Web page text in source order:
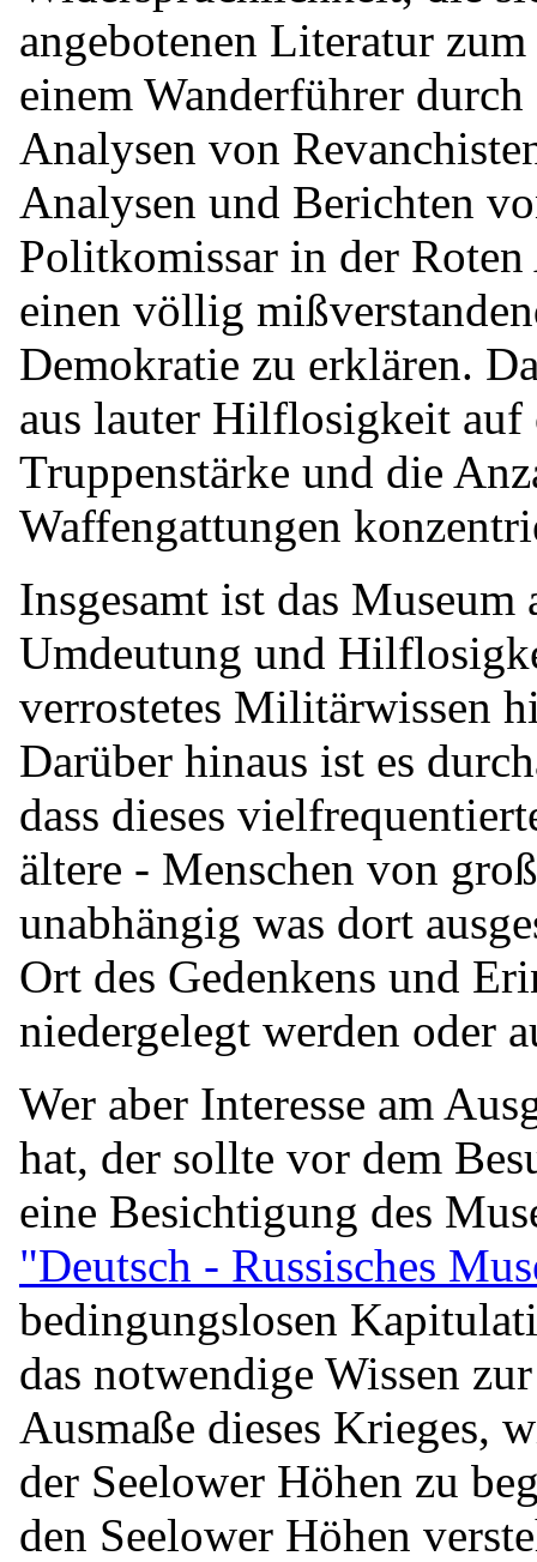
angebotenen Literatur
einem Wanderführer
Analysen von
Analysen und Berichten
Politkomissar in der
einen völlig
Demokratie zu erklären.
aus lauter Hilflosigkeit
Truppenstärke und die
Waffengattungen
Insgesamt ist das
Umdeutung und
verrostetes Militärwissen
Darüber hinaus ist es
dass dieses
ältere - Menschen von
unabhängig was dort
Ort des Gedenkens und
niedergelegt werden oder
Wer aber Interesse am
hat, der sollte vor dem
eine Besichtigung des
"Deutsch - Russisches
bedingungslosen
das notwendige Wissen
Ausmaße dieses Krieges,
der Seelower Höhen zu
den Seelower Höhen